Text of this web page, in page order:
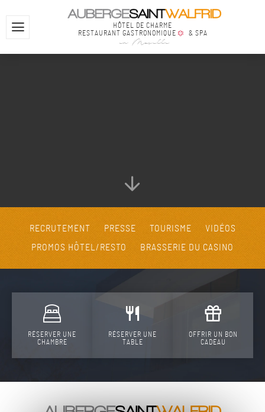
HÔTEL DE CHARME
RESTAURANT GASTRONOMIQUE
& SPA
en Moselle
RECRUTEMENT PRESSE TOURISME
VIDÉOS
PROMOS HÔTEL/RESTO
BRASSERIE DU CASINO
RÉSERVER UNE
CHAMBRE
RÉSERVER UNE
TABLE
OFFRIR UN BON
CADEAU